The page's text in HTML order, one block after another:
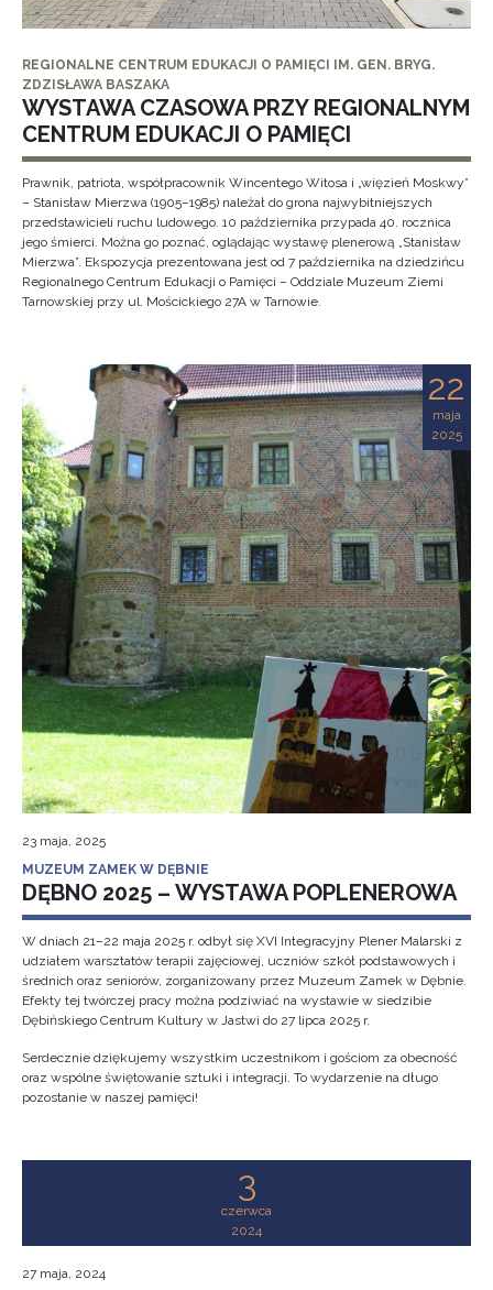
REGIONALNE CENTRUM EDUKACJI O PAMIĘCI IM. GEN. BRYG.
ZDZISŁAWA BASZAKA
WYSTAWA CZASOWA PRZY REGIONALNYM
CENTRUM EDUKACJI O PAMIĘCI
Prawnik, patriota, współpracownik Wincentego Witosa i „więzień Moskwy”
– Stanisław Mierzwa (1905–1985) należał do grona najwybitniejszych
przedstawicieli ruchu ludowego. 10 października przypada 40. rocznica
jego śmierci. Można go poznać, oglądając wystawę plenerową „Stanisław
Mierzwa”. Ekspozycja prezentowana jest od 7 października na dziedzińcu
Regionalnego Centrum Edukacji o Pamięci – Oddziale Muzeum Ziemi
Tarnowskiej przy ul. Mościckiego 27A w Tarnowie.
22
maja
2025
23 maja, 2025
MUZEUM ZAMEK W DĘBNIE
DĘBNO 2025 – WYSTAWA POPLENEROWA
W dniach 21–22 maja 2025 r. odbył się XVI Integracyjny Plener Malarski z
udziałem warsztatów terapii zajęciowej, uczniów szkół podstawowych i
średnich oraz seniorów, zorganizowany przez Muzeum Zamek w Dębnie.
Efekty tej twórczej pracy można podziwiać na wystawie w siedzibie
Dębińskiego Centrum Kultury w Jastwi do 27 lipca 2025 r.
Serdecznie dziękujemy wszystkim uczestnikom i gościom za obecność
oraz wspólne świętowanie sztuki i integracji. To wydarzenie na długo
pozostanie w naszej pamięci!
3
czerwca
2024
27 maja, 2024